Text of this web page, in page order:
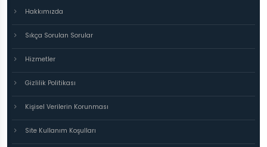
Hakkımızda
Sıkça Sorulan Sorular
Hizmetler
Gizlilik Politikası
Kişisel Verilerin Korunması
Site Kullanım Koşulları